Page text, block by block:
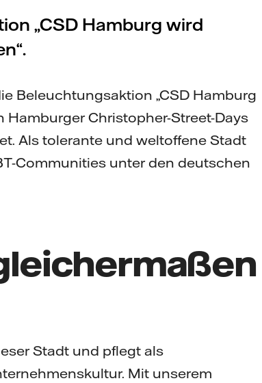
„CSD Hamburg wird
Beleuchtungsaktion „CSD Hamburg
Christopher-Street-Days
Als tolerante und weltoffene Stadt
Communities unter den deutschen
Stadt und pflegt als
Mit unserem